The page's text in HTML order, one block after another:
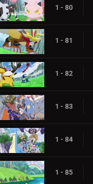
1 - 80
1 - 81
1 - 82
1 - 83
1 - 84
1 - 85